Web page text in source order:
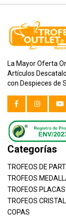
La Mayor Oferta
Artículos
con Despieces de
Categorías
TROFEOS DE
TROFEOS
TROFEOS
TROFEOS
COPAS